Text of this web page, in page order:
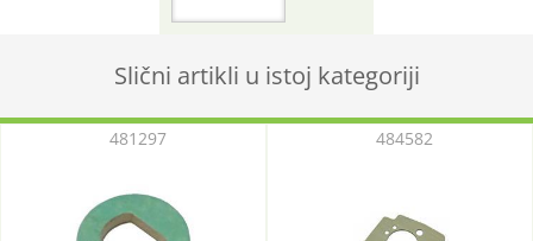
Slični artikli u istoj kategoriji
481297 484582